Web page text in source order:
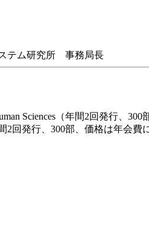
ム研究所 事務局長
Sciences（年間2回発行、300
行、300部、価格は年会費に